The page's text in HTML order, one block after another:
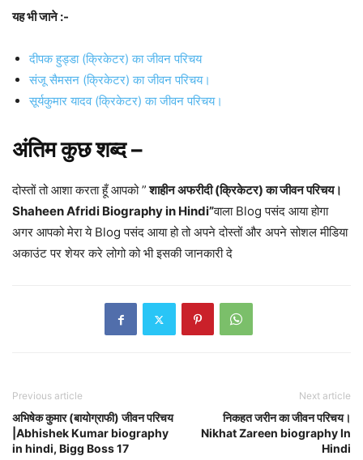
यह भी जाने :-
दीपक हुड्डा (क्रिकेटर) का जीवन परिचय
संजू सैमसन (क्रिकेटर) का जीवन परिचय।
सूर्यकुमार यादव (क्रिकेटर) का जीवन परिचय।
अंतिम कुछ शब्द –
दोस्तों तो आशा करता हूँ आपको ”शाहीन अफरीदी (क्रिकेटर) का जीवन परिचय।
Shaheen Afridi Biography in Hindi”वाला Blog पसंद आया होगा
अगर आपको मेरा ये Blog पसंद आया हो तो अपने दोस्तों और अपने सोशल मीडिया
अकाउंट पर शेयर करे लोगो को भी इसकी जानकारी दे
Previous article
अभिषेक कुमार (बायोग्राफी) जीवन परिचय
|Abhishek Kumar biography
in hindi, Bigg Boss 17
Next article
निकहत जरीन का जीवन परिचय।
Nikhat Zareen biography In
Hindi